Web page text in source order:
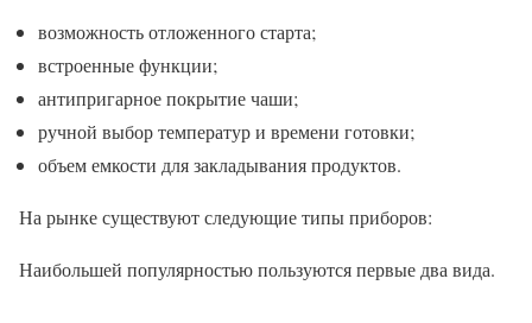
возможность отложенного старта;
встроенные функции;
антипригарное покрытие чаши;
ручной выбор температур и времени готовки;
объем емкости для закладывания продуктов.
На рынке существуют следующие типы приборов:
Наибольшей популярностью пользуются первые два вида.